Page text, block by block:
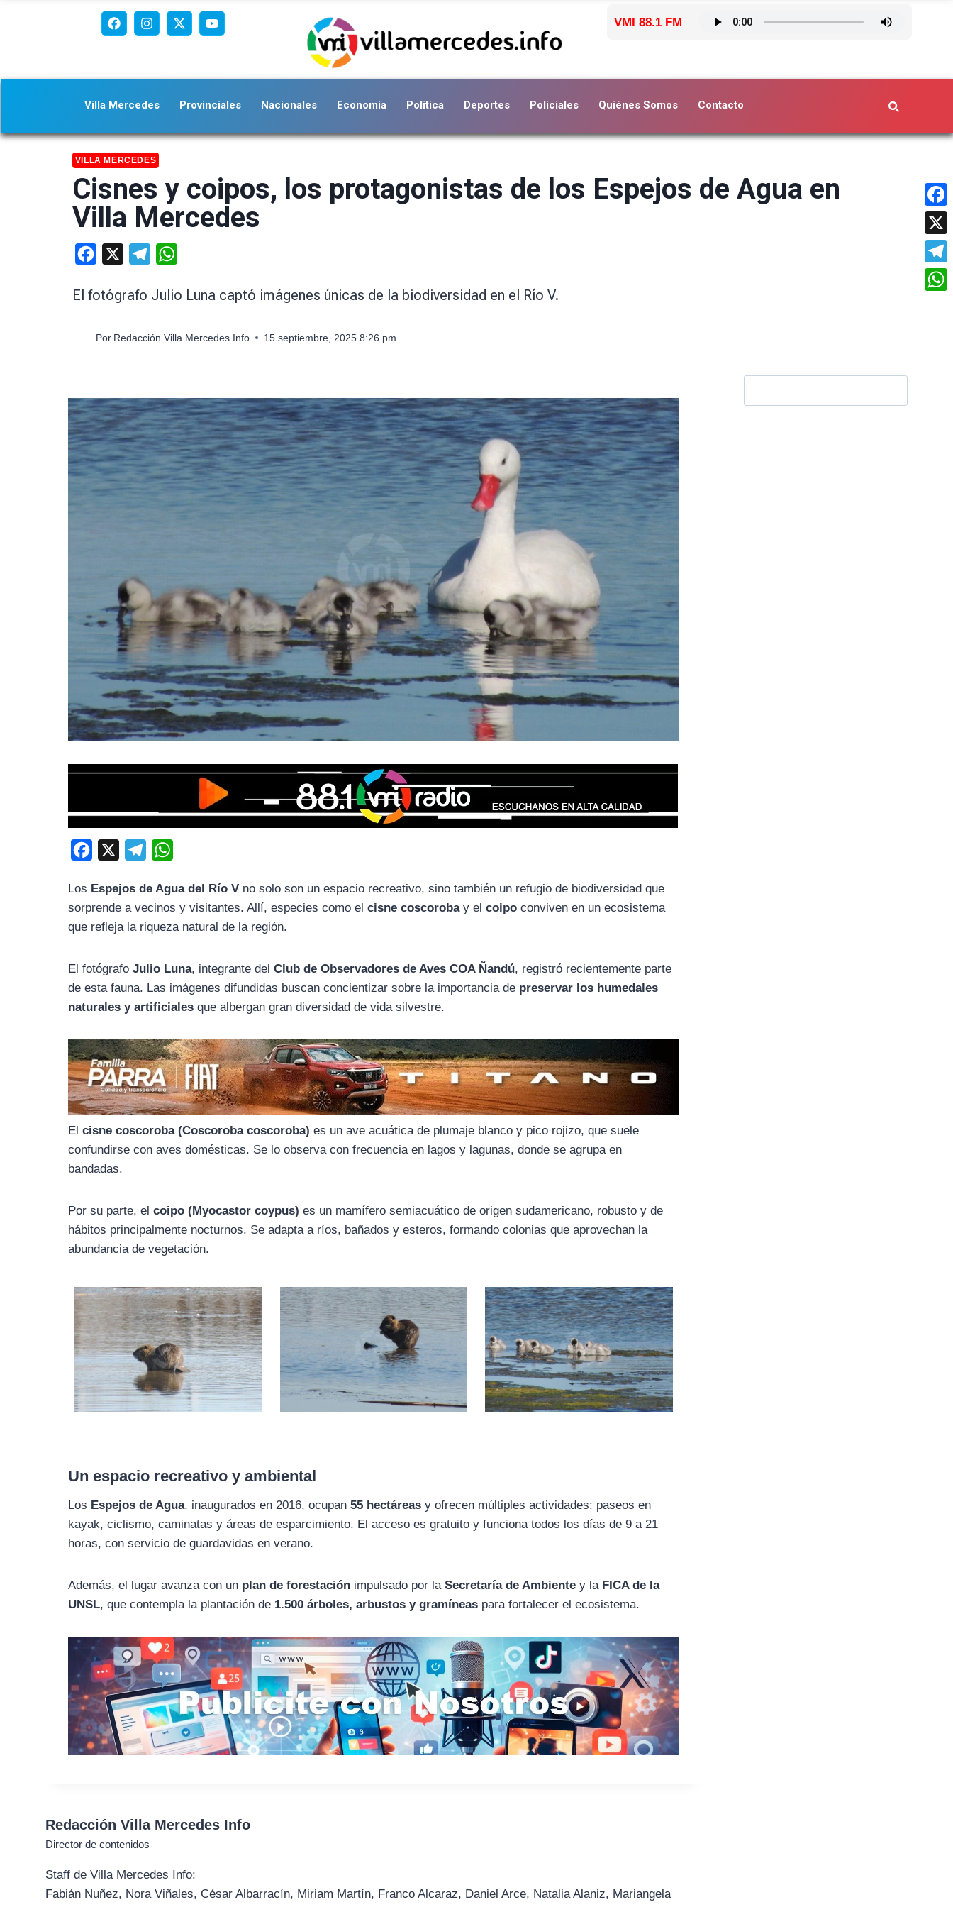
VMI 88.1 FM
Villa Mercedes Provinciales Nacionales Economía Política Deportes Policiales Quiénes Somos Contacto
VILLA MERCEDES
Cisnes y coipos, los protagonistas de los Espejos de Agua en
Villa Mercedes
Facebook Telegram
El fotógrafo Julio Luna captó imágenes únicas de la biodiversidad en el Río V.
Por Redacción Villa Mercedes Info 15 septiembre, 2025 8:26 pm
c
e
b
l
e
g
a
t
s
Los Espejos de Agua del Río V no solo son un espacio recreativo, sino también un refugio de biodiversidad que
sorprende a vecinos y visitantes. Allí, especies como elcisne coscorobay elcoipo conviven en un ecosistema
que refleja la riqueza natural de la región.
El fotógrafoJulio Luna, integrante delClub de Observadores de Aves COA Ñandú, registró recientemente parte
de esta fauna. Las imágenes difundidas buscan concientizar sobre la importancia de preservar los humedales
naturales y artificiales que albergan gran diversidad de vida silvestre.
Elcisne coscoroba (Coscoroba coscoroba) es un ave acuática de plumaje blanco y pico rojizo, que suele
confundirse con aves domésticas. Se lo observa con frecuencia en lagos y lagunas, donde se agrupa en
bandadas.
Por su parte, elcoipo (Myocastor coypus) es un mamífero semiacuático de origen sudamericano, robusto y de
hábitos principalmente nocturnos. Se adapta a ríos, bañados y esteros, formando colonias que aprovechan la
abundancia de vegetación.
Un espacio recreativo y ambiental
Los Espejos de Agua, inaugurados en 2016, ocupan55 hectáreas y ofrecen múltiples actividades: paseos en
kayak, ciclismo, caminatas y áreas de esparcimiento. El acceso es gratuito y funciona todos los días de 9 a 21
horas, con servicio de guardavidas en verano.
Además, el lugar avanza con un plan de forestación impulsado por laSecretaría de Ambiente y la FICA de la
UNSL, que contempla la plantación de 1.500 árboles, arbustos y gramíneas para fortalecer el ecosistema.
Redacción Villa Mercedes Info
Director de contenidos
Staff de Villa Mercedes Info:
Fabián Nuñez, Nora Viñales, César Albarracín, Miriam Martín, Franco Alcaraz, Daniel Arce, Natalia Alaniz, Mariangela
X